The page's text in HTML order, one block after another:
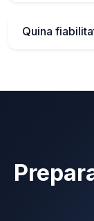
Quina